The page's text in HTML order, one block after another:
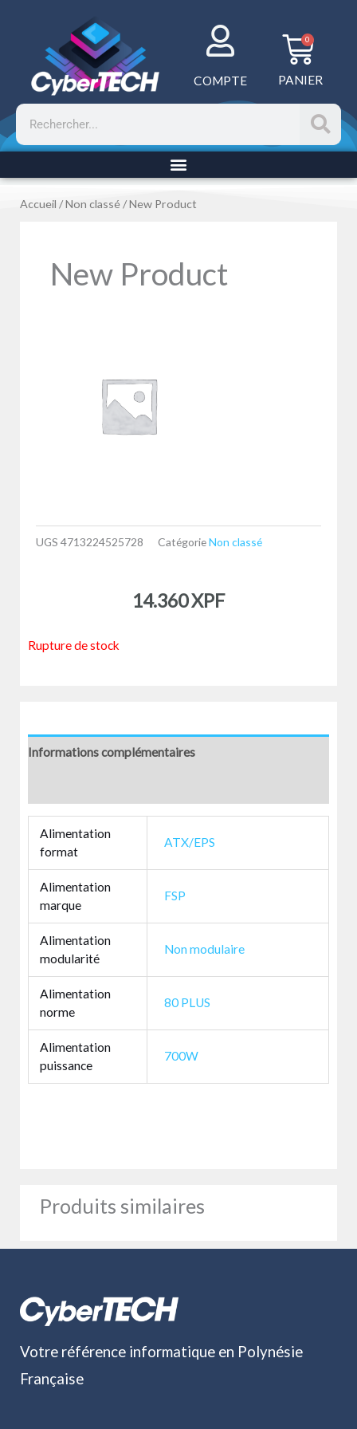
COMPTE
0
PANIER
Rechercher
Accueil /Non classé / New Product
New Product
UGS 4713224525728 CatégorieNon classé
14.360XPF
Rupture de stock
Informations complémentaires
Alimentation
format
ATX/EPS
Alimentation
marque
FSP
Alimentation
modularité
Non modulaire
Alimentation
norme
80 PLUS
Alimentation
puissance
700W
Produits similaires
Votre référence informatique en Polynésie
Française